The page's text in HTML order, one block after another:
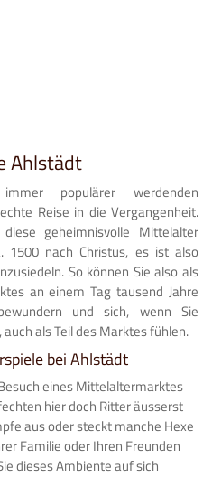
Ahlstädt
populärer werdenden
Reise in die Vergangenheit.
geheimnisvolle Mittelalter
1500 nach Christus, es ist also
So können Sie also als
an einem Tag tausend Jahre
und sich, wenn Sie
als Teil des Marktes fühlen.
bei Ahlstädt
eines Mittelaltermarktes
hier doch Ritter äusserst
aus oder steckt manche Hexe
Familie oder Ihren Freunden
dieses Ambiente auf sich